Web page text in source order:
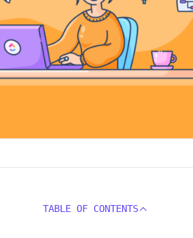
TABLE OF CONTENTS